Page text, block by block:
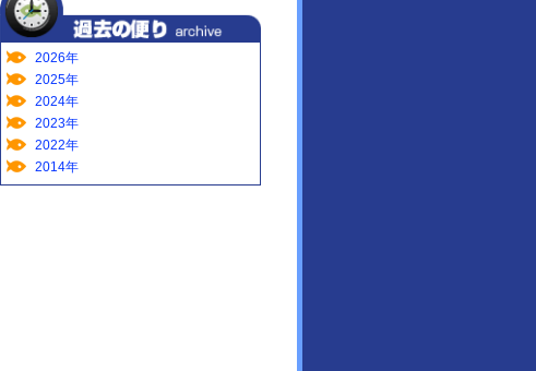
2026年
2025年
2024年
2023年
2022年
2014年